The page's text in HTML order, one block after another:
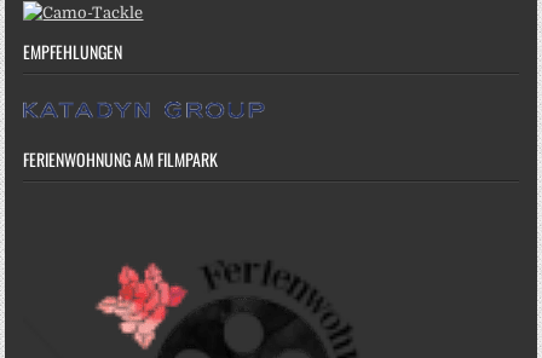
EMPFEHLUNGEN
FERIENWOHNUNG AM FILMPARK